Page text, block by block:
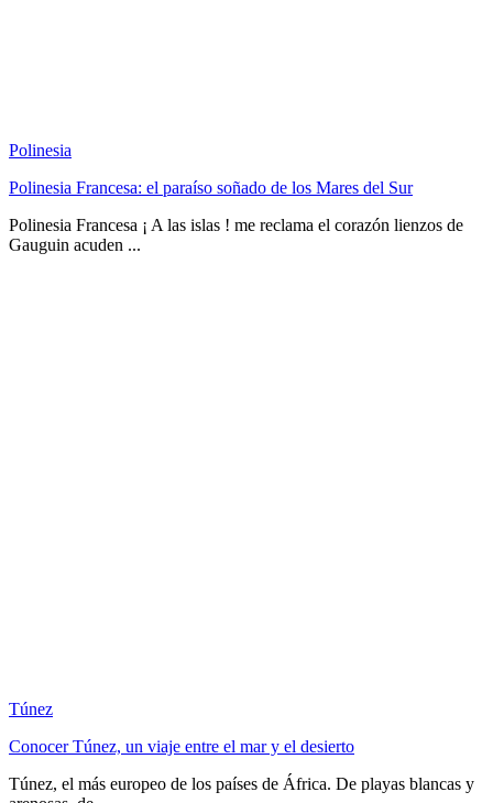
Polinesia
Polinesia Francesa: el paraíso soñado de los Mares del Sur
Polinesia Francesa ¡ A las islas ! me reclama el corazón lienzos de
Gauguin acuden ...
Túnez
Conocer Túnez, un viaje entre el mar y el desierto
Túnez, el más europeo de los países de África. De playas blancas y